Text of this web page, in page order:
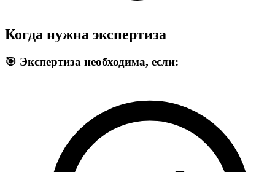
Когда нужна экспертиза
🎯 Экспертиза необходима, если: